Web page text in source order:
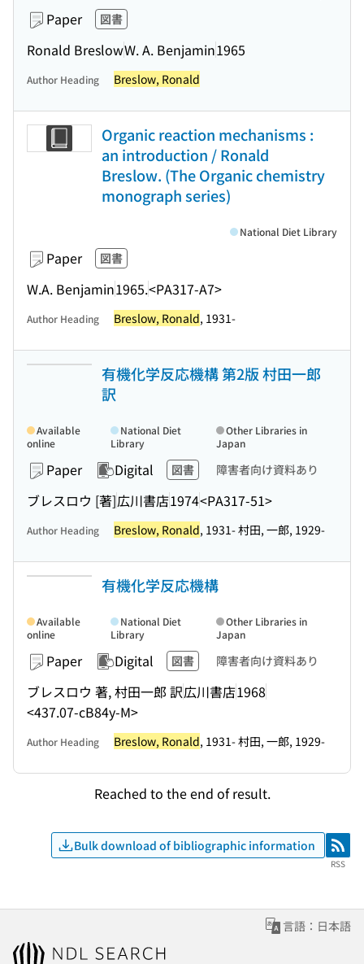
Paper 図書
Ronald BreslowW. A. Benjamin1965
Author Heading Breslow, Ronald
Organic reaction mechanisms :
an introduction / Ronald
Breslow. (The Organic chemistry
monograph series)
Paper 図書
W.A. Benjamin1965.<PA317-A7>
National Diet Library
Author Heading Breslow, Ronald, 1931-
有機化学反応機構 第2版 村田一郎
訳
Paper Digital 図書 障害者向け資料あり
ブレスロウ [著]広川書店1974<PA317-51>
Available
online
National Diet
Library
Other Libraries in
Japan
Author Heading Breslow, Ronald, 1931- 村田, 一郎, 1929-
有機化学反応機構
Paper Digital 図書 障害者向け資料あり
ブレスロウ 著, 村田一郎 訳広川書店1968
<437.07-cB84y-M>
Available
online
National Diet
Library
Other Libraries in
Japan
Author Heading Breslow, Ronald, 1931- 村田, 一郎, 1929-
Reached to the end of result.
Bulk download of bibliographic information RSS
RSS
言語：日本語